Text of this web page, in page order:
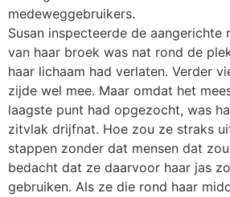
medeweggebruikers.
Susan inspecteerde de aangerichte
van haar broek was nat rond de
haar lichaam had verlaten. Verder
zijde wel mee. Maar omdat het
laagste punt had opgezocht, was
zitvlak drijfnat. Hoe zou ze straks
stappen zonder dat mensen dat
bedacht dat ze daarvoor haar jas
gebruiken. Als ze die rond haar